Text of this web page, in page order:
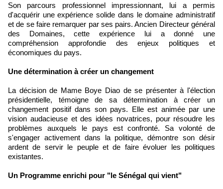
Son parcours professionnel impressionnant, lui a permis
d'acquérir une expérience solide dans le domaine administratif
et de se faire remarquer par ses pairs. Ancien Directeur général
des Domaines, cette expérience lui a donné une
compréhension approfondie des enjeux politiques et
économiques du pays.
Une détermination à créer un changement
La décision de Mame Boye Diao de se présenter à l'élection
présidentielle, témoigne de sa détermination à créer un
changement positif dans son pays. Elle est animée par une
vision audacieuse et des idées novatrices, pour résoudre les
problèmes auxquels le pays est confronté. Sa volonté de
s'engager activement dans la politique, démontre son désir
ardent de servir le peuple et de faire évoluer les politiques
existantes.
Un Programme enrichi pour "le Sénégal qui vient"